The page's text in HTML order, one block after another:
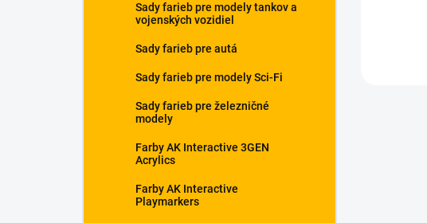
Sady farieb pre modely tankov a
vojenských vozidiel
Sady farieb pre autá
Sady farieb pre modely Sci-Fi
Sady farieb pre železničné
modely
Farby AK Interactive 3GEN
Acrylics
Farby AK Interactive
Playmarkers